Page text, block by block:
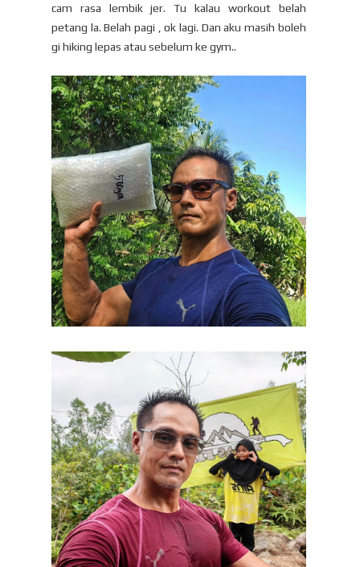
cam rasa lembik jer. Tu kalau workout belah
petang la. Belah pagi , ok lagi. Dan aku masih boleh
gi hiking lepas atau sebelum ke gym..